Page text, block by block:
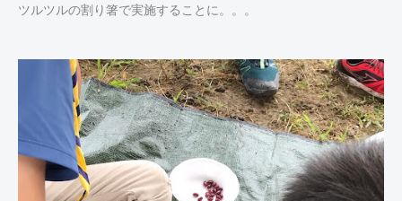
ツルツルの割り箸で実施することに。。。